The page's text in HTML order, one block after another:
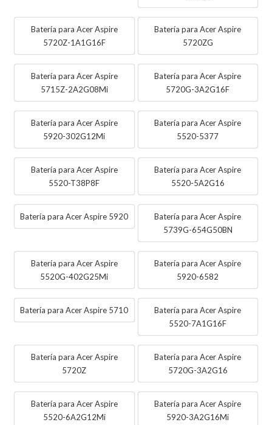
Batería para Acer Aspire
5720Z-1A1G16F
Batería para Acer Aspire
5720ZG
Batería para Acer Aspire
5715Z-2A2G08Mi
Batería para Acer Aspire
5720G-3A2G16F
Batería para Acer Aspire
5920-302G12Mi
Batería para Acer Aspire
5520-5377
Batería para Acer Aspire
5520-T38P8F
Batería para Acer Aspire
5520-5A2G16
Batería para Acer Aspire 5920
Batería para Acer Aspire
5739G-654G50BN
Batería para Acer Aspire
5520G-402G25Mi
Batería para Acer Aspire
5920-6582
Batería para Acer Aspire 5710
Batería para Acer Aspire
5520-7A1G16F
Batería para Acer Aspire
5720Z
Batería para Acer Aspire
5720G-3A2G16
Batería para Acer Aspire
5520-6A2G12Mi
Batería para Acer Aspire
5920-3A2G16Mi